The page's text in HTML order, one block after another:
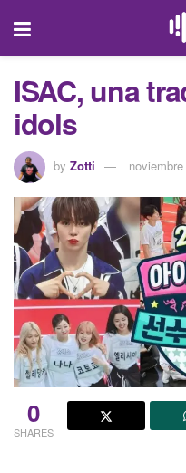
ISAC, una
idols
by Zotti
0
SHARES